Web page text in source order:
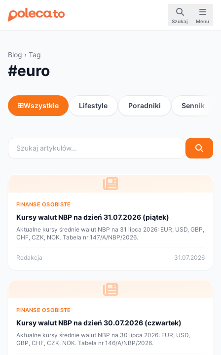
Szukaj Menu
Blog › Tag
#euro
Wszystkie Lifestyle Poradniki Sennik
FINANSE OSOBISTE
Kursy walut NBP na dzień 31.07.2026 (piątek)
Aktualne kursy średnie walut NBP na 31 lipca 2026: EUR, USD, GBP,
CHF, CZK, NOK. Tabela nr 147/A/NBP/2026.
Redakcja 31.07.2026
FINANSE OSOBISTE
Kursy walut NBP na dzień 30.07.2026 (czwartek)
Aktualne kursy średnie walut NBP na 30 lipca 2026: EUR, USD,
GBP, CHF, CZK, NOK. Tabela nr 146/A/NBP/2026.